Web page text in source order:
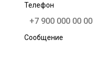
Телефон
Сообщение